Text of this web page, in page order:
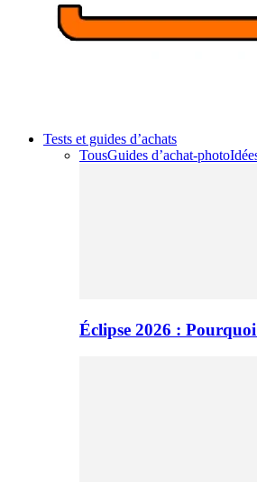
Tests et guides d’achats
TousGuides d’achat-photo
Éclipse 2026 :